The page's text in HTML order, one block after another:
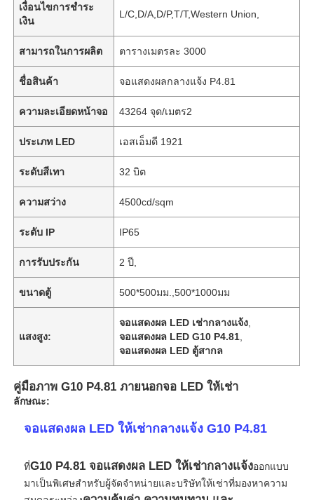
เงื่อนไขการชำระ
เงิน
L/C,D/A,D/P,T/T,Western Union,
สามารถในการผลิต ตารางเมตรละ 3000
ชื่อสินค้า จอแสดงผลกลางแจ้ง P4.81
ความละเอียดหน้าจอ 43264 จุด/เมตร2
ประเภท LED เอสเอ็มดี 1921
ระดับสีเทา 32 บิต
ความสว่าง 4500cd/sqm
ระดับ IP IP65
การรับประกัน 2 ปี,
ขนาดตู้ 500*500มม.,500*1000มม
แสงสูง:
จอแสดงผล LED เช่ากลางแจ้ง
จอแสดงผล LED G10 P4.81
จอแสดงผล LED ตู้สากล
คู่มือภาพ G10 P4.81 ภายนอกจอ LED ให้เช่า
ลักษณะ:
จอแสดงผล LED ให้เช่ากลางแจ้ง G10 P4.81
ที่G10 P4.81 จอแสดงผล LED ให้เช่ากลางแจ้งออกแบบ
มาเป็นพิเศษสำหรับผู้จัดจำหน่ายและบริษัทให้เช่าที่มองหาความ